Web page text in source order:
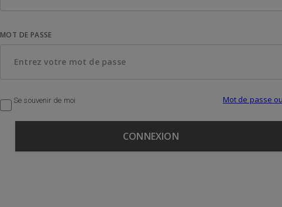
MOT DE PASSE
Se souvenir de moi Mot de passe